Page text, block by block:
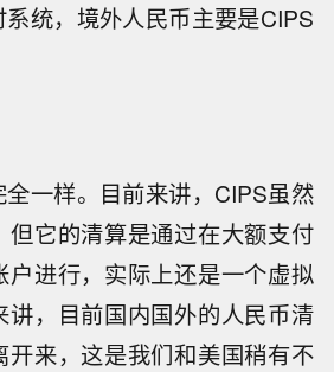
统，境外人民币主要是CIPS
一样。目前来讲，CIPS虽然
但它的清算是通过在大额支付
户进行，实际上还是一个虚拟
讲，目前国内国外的人民币清
开来，这是我们和美国稍有不